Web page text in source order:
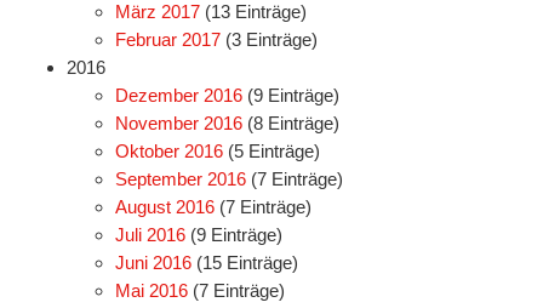
März 2017 (13 Einträge)
Februar 2017 (3 Einträge)
2016
Dezember 2016 (9 Einträge)
November 2016 (8 Einträge)
Oktober 2016 (5 Einträge)
September 2016 (7 Einträge)
August 2016 (7 Einträge)
Juli 2016 (9 Einträge)
Juni 2016 (15 Einträge)
Mai 2016 (7 Einträge)